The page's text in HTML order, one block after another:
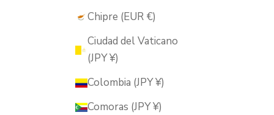
Chipre (EUR €)
Ciudad del Vaticano
(JPY ¥)
Colombia (JPY ¥)
Comoras (JPY ¥)